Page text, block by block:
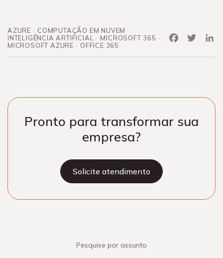
AZURE
COMPUTAÇÃO EM NUVEM
INTELIGÊNCIA ARTIFICIAL
MICROSOFT 365
MICROSOFT AZURE
OFFICE 365
FacebookTwitter
Pronto para transformar sua
empresa?
Solicite atendimento
Pesquise por assunto